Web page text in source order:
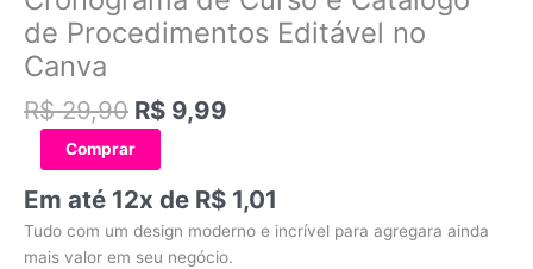
de Procedimentos Editável no
Canva
R$29,90
era:
R$ 29,90.
R$ 9,99
é:
R$ 9,99.
e
Catálogo
de
Editável
Canva
quantidade
Comprar
Em até 12x de R$ 1,01
Tudo com um design moderno e incrível para agregara ainda
mais valor em seu negócio.